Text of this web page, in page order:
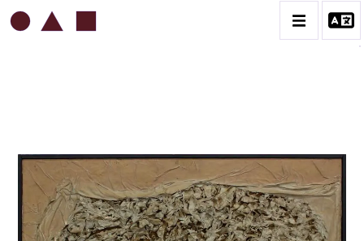
BIOGRAPHIE
CATALOGUE DES OEUVRES